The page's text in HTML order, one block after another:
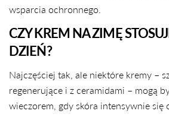
wsparcia ochronnego.
CZY KREM NA ZIMĘ
DZIEŃ?
Najczęściej tak, ale niektóre kremy –
regenerujące i z ceramidami – mogą
wieczorem, gdy skóra intensywnie się